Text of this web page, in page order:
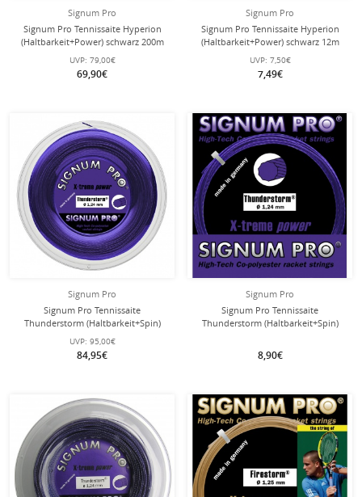
Signum Pro
Signum Pro Tennissaite Hyperion
(Haltbarkeit+Power) schwarz 200m
Rolle
UVP: 79,00€
69,90€
Signum Pro
Signum Pro Tennissaite Hyperion
(Haltbarkeit+Power) schwarz 12m
Set
UVP: 7,50€
7,49€
Signum Pro
Signum Pro Tennissaite
Thunderstorm (Haltbarkeit+Spin)
violett 200m Rolle
UVP: 95,00€
84,95€
Signum Pro
Signum Pro Tennissaite
Thunderstorm (Haltbarkeit+Spin)
8,90€